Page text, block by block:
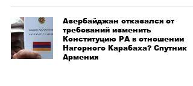
Азербайджан отказался от
требований изменить
Конституцию РА в отношении
Нагорного Карабаха? Спутник
Армения